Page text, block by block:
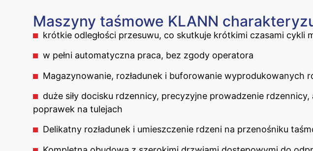
Maszyny taśmowe KLANN
krótkie odległości przesuwu, co skutkuje krótkimi czasami cykli
w pełni automatyczna praca, bez zgody operatora
Magazynowanie, rozładunek i buforowanie wyprodukowanych
duże siły docisku rdzennicy, precyzyjne prowadzenie
poprawek na tulejach
Delikatny rozładunek i umieszczenie rdzeni na przenośniku